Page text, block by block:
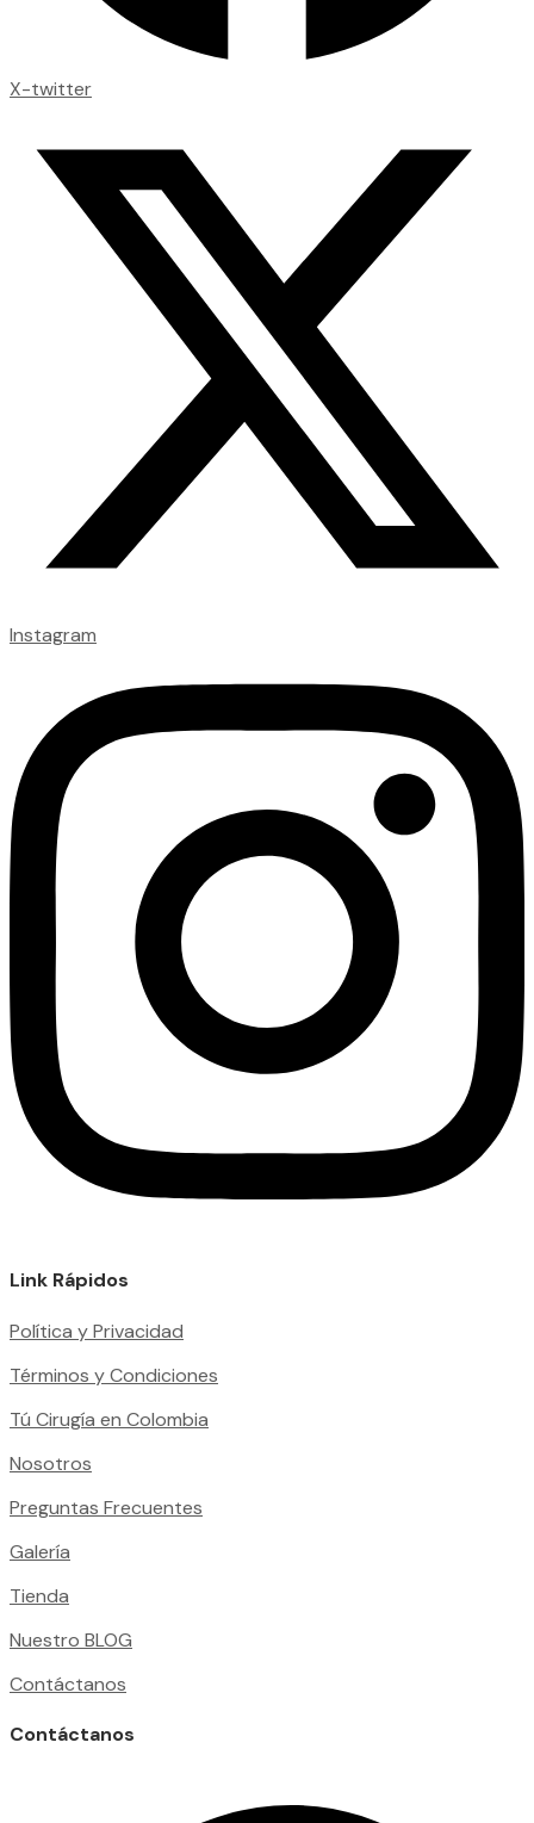
X-twitter
Instagram
Link Rápidos
Política y Privacidad
Términos y Condiciones
Tú Cirugía en Colombia
Nosotros
Preguntas Frecuentes
Galería
Tienda
Nuestro BLOG
Contáctanos
Contáctanos